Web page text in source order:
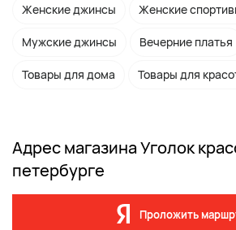
Женские джинсы Женские
Мужские джинсы Вечерние платья
Товары для дома Товары для
Адрес магазина Уголок
петербурге
Проложить